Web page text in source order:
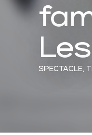
SPECTACLE,